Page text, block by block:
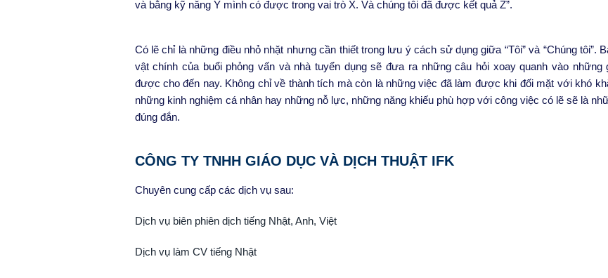
và bằng kỹ năng Y mình có được trong vai trò X. Và chúng tôi đã được kết quả Z”.
Có lẽ chỉ là những điều nhỏ nhặt nhưng cần thiết trong lưu ý cách sử dụng giữa “Tôi” và “Chúng tôi”.
vật chính của buổi phỏng vấn và nhà tuyển dụng sẽđưa ra những câu hỏi xoay quanh vào những
được cho đến nay. Không chỉ về thành tích mà còn là những việc đã làm được khi đối mặt với khó
những kinh nghiệm cá nhân hay những nỗ lực, những năng khiếu phù hợp với công việc có lẽ sẽ là
đúng đắn.
CÔNG TY TNHH GIÁO DỤC VÀ DỊCH THUẬT IFK
Chuyên cung cấp các dịch vụ sau:
Dịch vụ biên phiên dịch tiếng Nhật, Anh, Việt
Dịch vụ làm CV tiếng Nhật